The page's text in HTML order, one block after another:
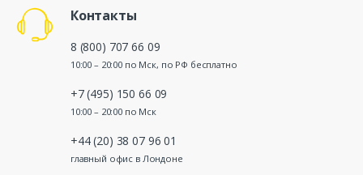
Контакты
8 (800) 707 66 09
10:00 – 20:00 по Мск, по РФ бесплатно
+7 (495) 150 66 09
10:00 – 20:00 по Мск
+44 (20) 38 07 96 01
главный офис в Лондоне